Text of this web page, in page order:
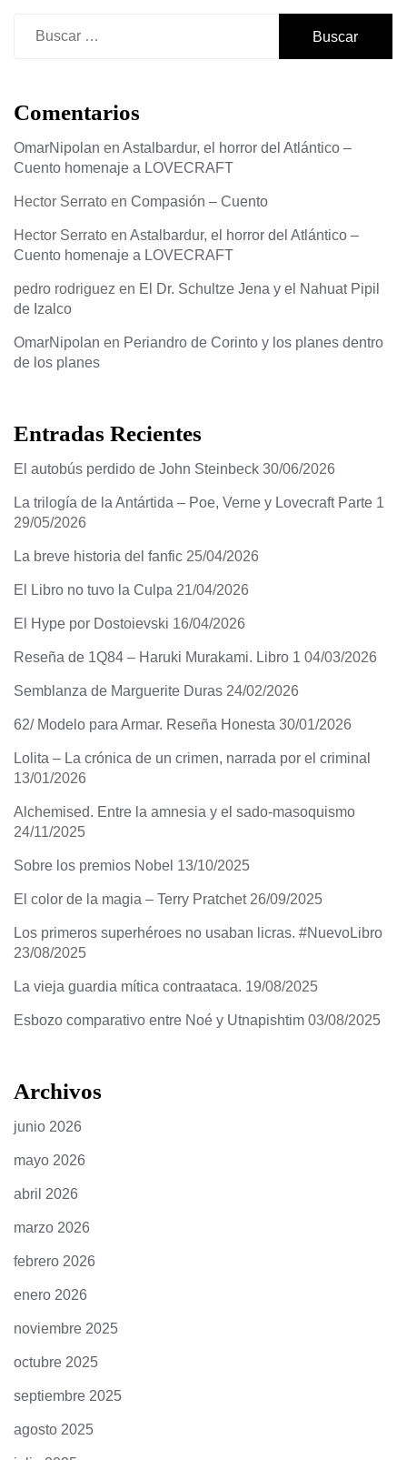
Comentarios
OmarNipolan en Astalbardur, el horror del Atlántico –
Cuento homenaje a LOVECRAFT
Hector Serrato en Compasión – Cuento
Hector Serrato en Astalbardur, el horror del Atlántico –
Cuento homenaje a LOVECRAFT
pedro rodriguez en El Dr. Schultze Jena y el Nahuat Pipil
de Izalco
OmarNipolan en Periandro de Corinto y los planes dentro
de los planes
Entradas Recientes
El autobús perdido de John Steinbeck 30/06/2026
La trilogía de la Antártida – Poe, Verne y Lovecraft Parte 1
29/05/2026
La breve historia del fanfic 25/04/2026
El Libro no tuvo la Culpa 21/04/2026
El Hype por Dostoievski 16/04/2026
Reseña de 1Q84 – Haruki Murakami. Libro 1 04/03/2026
Semblanza de Marguerite Duras 24/02/2026
62/ Modelo para Armar. Reseña Honesta 30/01/2026
Lolita – La crónica de un crimen, narrada por el criminal
13/01/2026
Alchemised. Entre la amnesia y el sado-masoquismo
24/11/2025
Sobre los premios Nobel 13/10/2025
El color de la magia – Terry Pratchet 26/09/2025
Los primeros superhéroes no usaban licras. #NuevoLibro
23/08/2025
La vieja guardia mítica contraataca. 19/08/2025
Esbozo comparativo entre Noé y Utnapishtim 03/08/2025
Archivos
junio 2026
mayo 2026
abril 2026
marzo 2026
febrero 2026
enero 2026
noviembre 2025
octubre 2025
septiembre 2025
agosto 2025